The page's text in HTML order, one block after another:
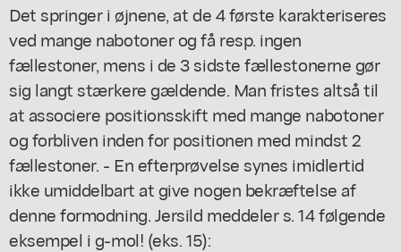
Det springer i øjnene, at de 4 første karakteriseres
ved mange nabotoner og få resp. ingen
fællestoner, mens i de 3 sidste fællestonerne gør
sig langt stærkere gældende. Man fristes altså til
at associere positionsskift med mange nabotoner
og forbliven inden for positionen med mindst 2
fællestoner. - En efterprøvelse synes imidlertid
ikke umiddelbart at give nogen bekræftelse af
denne formodning. Jersild meddeler s. 14 følgende
eksempel i g-mol! (eks. 15):